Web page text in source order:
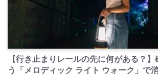
【行き止まりレールの先に何がある？
う「メロディック ライト ウォーク」で